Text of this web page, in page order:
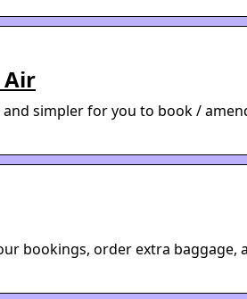
Air
simpler for you to book /
bookings, order extra baggage,